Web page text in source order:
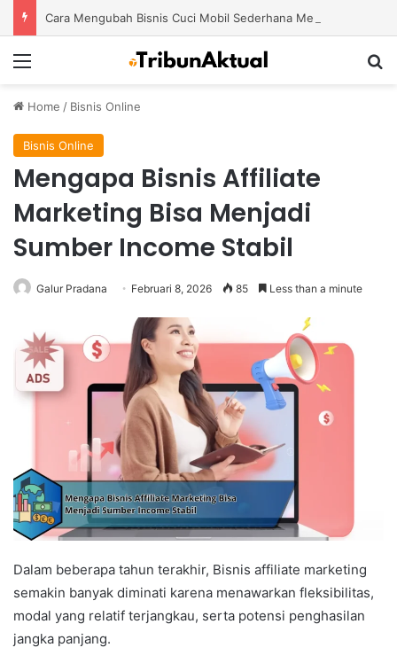
Home / Bisnis Online
Bisnis Online
Mengapa Bisnis Affiliate
Marketing Bisa Menjadi
Sumber Income Stabil
Galur Pradana Februari 8, 2026 85 Less than a minute
Dalam beberapa tahun terakhir, Bisnis affiliate marketing
semakin banyak diminati karena menawarkan fleksibilitas,
modal yang relatif terjangkau, serta potensi penghasilan
jangka panjang.